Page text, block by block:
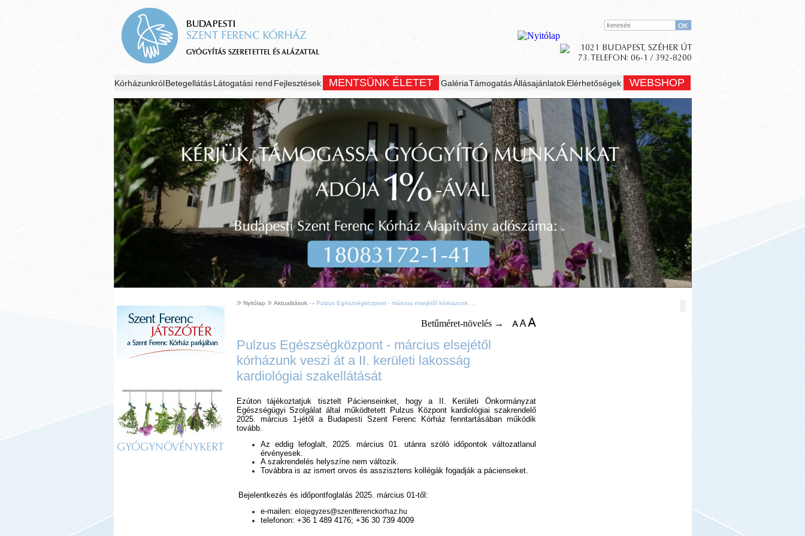
KórházunkrólBetegellátásLátogatási rend Fejlesztések MENTSÜNK ÉLETET GalériaTámogatásÁllásajánlatok Elérhetőségek WEBSHOP
GYÓGYNÖVÉNYKERT
Nyitólap Aktualitások Pulzus Egészségközpont - március elsejétől kórházunk ...
Betűméret-növelés →
Pulzus Egészségközpont - március elsejétől
kórházunk veszi át a II. kerületi lakosság
kardiológiai szakellátását
Ezúton tájékoztatjuk tisztelt Pácienseinket, hogy a II. Kerületi Önkormányzat
Egészségügyi Szolgálat által működtetett Pulzus Központ kardiológiai szakrendelő
2025. március 1-jétől a Budapesti Szent Ferenc Kórház fenntartásában működik
tovább.
Az eddig lefoglalt, 2025. március 01. utánra szóló időpontok változatlanul
érvényesek.
A szakrendelés helyszíne nem változik.
Továbbra is az ismert orvos és asszisztens kollégák fogadják a pácienseket.
Bejelentkezés és időpontfoglalás 2025. március 01-től:
e-mailen: elojegyzes@szentferenckorhaz.hu
telefonon: +36 1 489 4176; +36 30 739 4009